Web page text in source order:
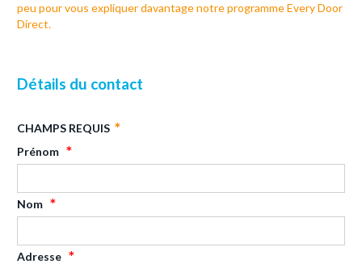
peu pour vous expliquer davantage notre programme Every Door
Direct.
Détails du contact
CHAMPS REQUIS
Prénom
Nom
Adresse